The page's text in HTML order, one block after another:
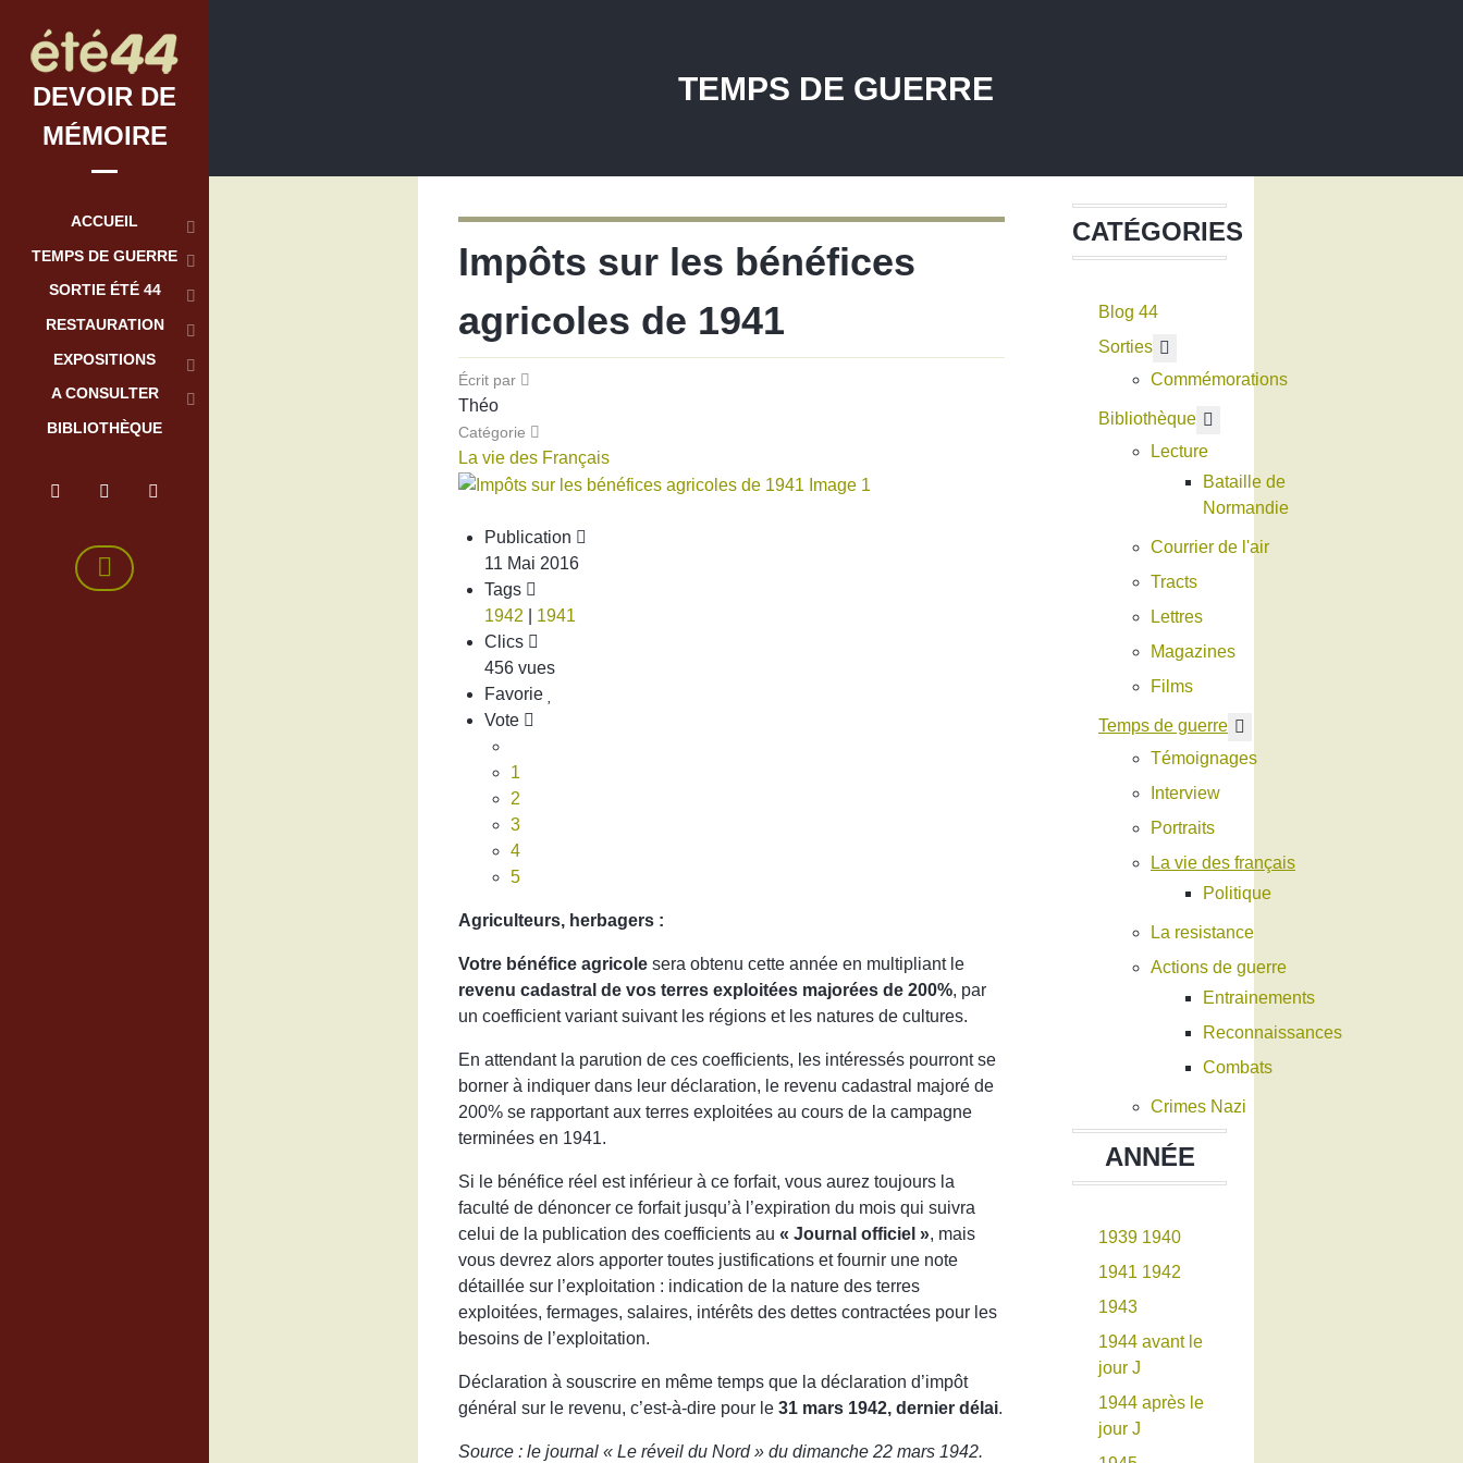
TEMPS DE GUERRE
Impôts sur les bénéfices
agricoles de 1941
Écrit par
Théo
Catégorie
La vie des Français
Publication
11 Mai 2016
Tags
1942
1941
Clics
456 vues
Favorie
Vote
1
2
3
4
5
Agriculteurs, herbagers :
Votre bénéfice agricole sera obtenu cette année en multipliant le
revenu cadastral de vos terres exploitées majorées de 200%, par
un coefficient variant suivant les régions et les natures de cultures.
En attendant la parution de ces coefficients, les intéressés pourront se
borner à indiquer dans leur déclaration, le revenu cadastral majoré de
200% se rapportant aux terres exploitées au cours de la campagne
terminées en 1941.
Si le bénéfice réel est inférieur à ce forfait, vous aurez toujours la
faculté de dénoncer ce forfait jusqu’à l’expiration du mois qui suivra
celui de la publication des coefficients au « Journal officiel », mais
vous devrez alors apporter toutes justifications et fournir une note
détaillée sur l’exploitation : indication de la nature des terres
exploitées, fermages, salaires, intérêts des dettes contractées pour les
besoins de l’exploitation.
Déclaration à souscrire en même temps que la déclaration d’impôt
général sur le revenu, c’est-à-dire pour le 31 mars 1942, dernier délai.
Source : le journal « Le réveil du Nord » du dimanche 22 mars 1942.
CATÉGORIES
Blog 44
Sorties
Commémorations
Bibliothèque
Lecture
Bataille de
Normandie
Courrier de l'air
Tracts
Lettres
Magazines
Films
Temps de guerre
Témoignages
Interview
Portraits
La vie des français
Politique
La resistance
Actions de guerre
Entrainements
Reconnaissances
Combats
Crimes Nazi
ANNÉE
1939 1940
1941 1942
1943
1944 avant le
jour J
1944 après le
jour J
DEVOIR DE
MÉMOIRE
ACCUEIL
TEMPS DE GUERRE
SORTIE ÉTÉ 44
RESTAURATION
EXPOSITIONS
A CONSULTER
BIBLIOTHÈQUE